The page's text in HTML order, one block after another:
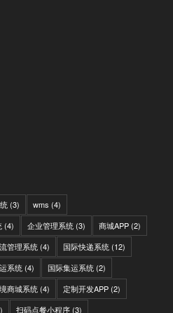
(3) wms (4)
(4) 企业管理系统(3) 商城APP(2)
管理系统(4) 国际快递系统(12)
系统(4) 国际集运系统(2)
商城系统(4) 定制开发APP(2)
扫码点餐小程序(3)